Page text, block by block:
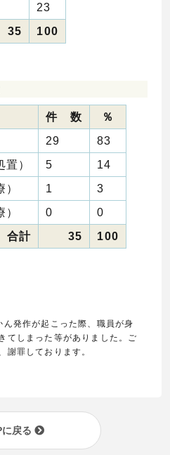
23
35 100
件 数
％
29
83
）
5
14
1
3
0
0
合計
35 100
発作が起こった際、職員が身
てしまった等がありました。ご
謝罪しております。
戻る